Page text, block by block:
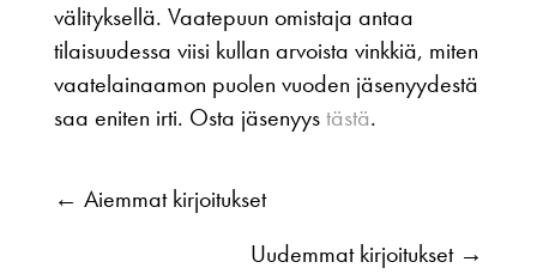
välityksellä. Vaatepuun omistaja antaa
tilaisuudessa viisi kullan arvoista vinkkiä, miten
vaatelainaamon puolen vuoden jäsenyydestä
saa eniten irti. Osta jäsenyystästä.
← Aiemmat kirjoitukset
Uudemmat kirjoitukset→